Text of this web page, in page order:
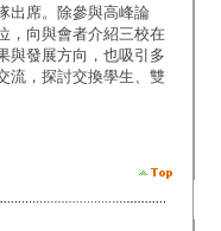
出席。除參與高峰論
，向與會者介紹三校在
與發展方向，也吸引多
流，探討交換學生、雙